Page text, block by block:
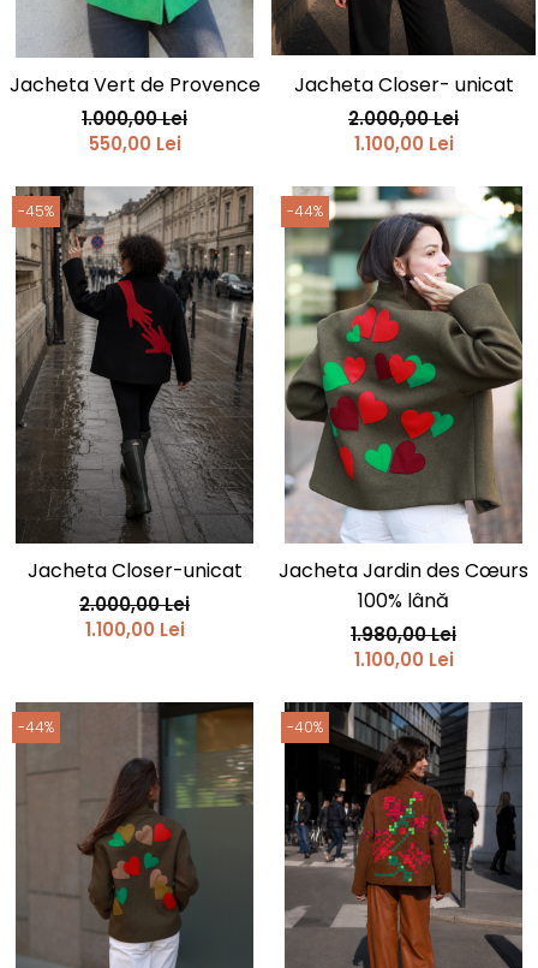
Jacheta Vert de Provence
1.000,00 Lei
550,00 Lei
Jacheta Closer- unicat
2.000,00 Lei
1.100,00 Lei
-45%
Jacheta Closer-unicat
2.000,00 Lei
1.100,00 Lei
-44%
Jacheta Jardin des Cœurs
100% lână
1.980,00 Lei
1.100,00 Lei
-44% -40%